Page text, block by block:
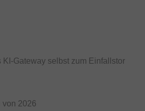
KI-Gateway selbst zum Einfallstor
von 2026